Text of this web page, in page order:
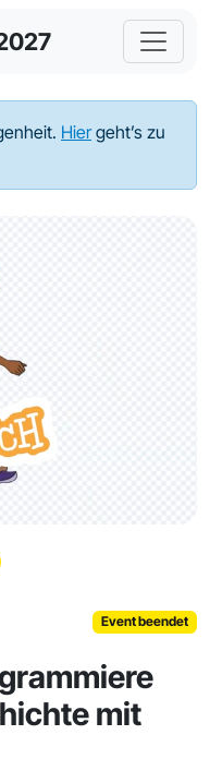
Hiergeht’s zu
Event beendet
mit